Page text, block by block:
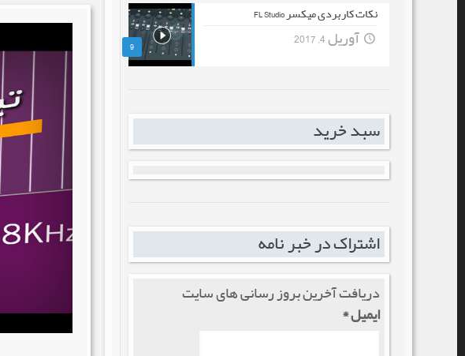
9
نکات کاربردی میکسر FL Studio
آوریل 4, 2017
سبد خرید
اشتراک در خبر نامه
دریافت آخرین بروز رسانی های سایت
ایمیل*